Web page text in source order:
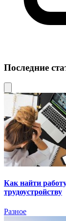
Последние
Как найти
трудоустройству
Разное